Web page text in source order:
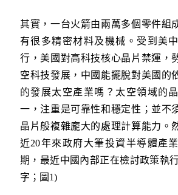
其實，一台火箭由兩萬多個零件組
有很多精密材料及機械。受到美
行，美國對高科技核心晶片禁運，
空科技發展，中國能擺脫對美國的
的發展太空產業嗎？太空領域的
一，注重是可靠性和穩定性；並不
晶片般複雜龐大的處理計算能力。
近20年來政府大筆投資半導體產
期，最近中國內部正在檢討政策執
字；圖1)